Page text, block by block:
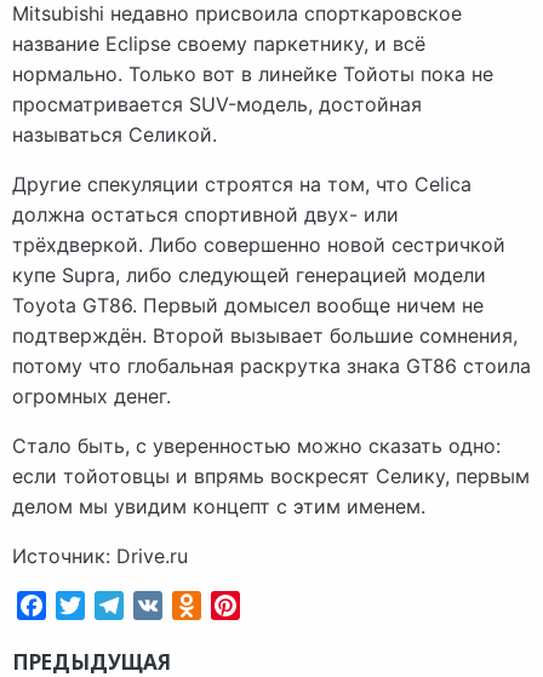
Mitsubishi недавно присвоила спорткаровское
название Eclipse своему паркетнику, и всё
нормально. Только вот в линейке Тойоты пока не
просматривается SUV-модель, достойная
называться Селикой.
Другие спекуляции строятся на том, что Celica
должна остаться спортивной двух- или
трёхдверкой. Либо совершенно новой сестричкой
купе Supra, либо следующей генерацией модели
Toyota GT86. Первый домысел вообще ничем не
подтверждён. Второй вызывает большие сомнения,
потому что глобальная раскрутка знака GT86 стоила
огромных денег.
Стало быть, с уверенностью можно сказать одно:
если тойотовцы и впрямь воскресят Селику, первым
делом мы увидим концепт с этим именем.
Источник: Drive.ru
FacebookTwitterTelegram
VK Odnoklassniki
ПРЕДЫДУЩАЯ